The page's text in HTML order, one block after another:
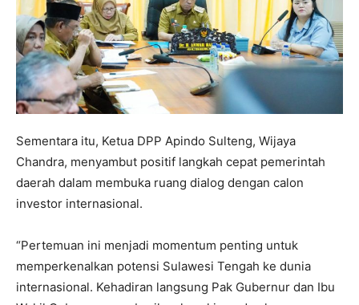
Sementara itu, Ketua DPP Apindo Sulteng, Wijaya
Chandra, menyambut positif langkah cepat pemerintah
daerah dalam membuka ruang dialog dengan calon
investor internasional.
“Pertemuan ini menjadi momentum penting untuk
memperkenalkan potensi Sulawesi Tengah ke dunia
internasional. Kehadiran langsung Pak Gubernur dan Ibu